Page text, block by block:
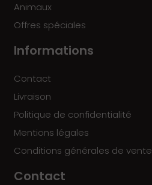
Animaux
Offres spéciales
Informations
Contact
Livraison
Politique de confidentialité
Mentions légales
Conditions générales de vente
Contact